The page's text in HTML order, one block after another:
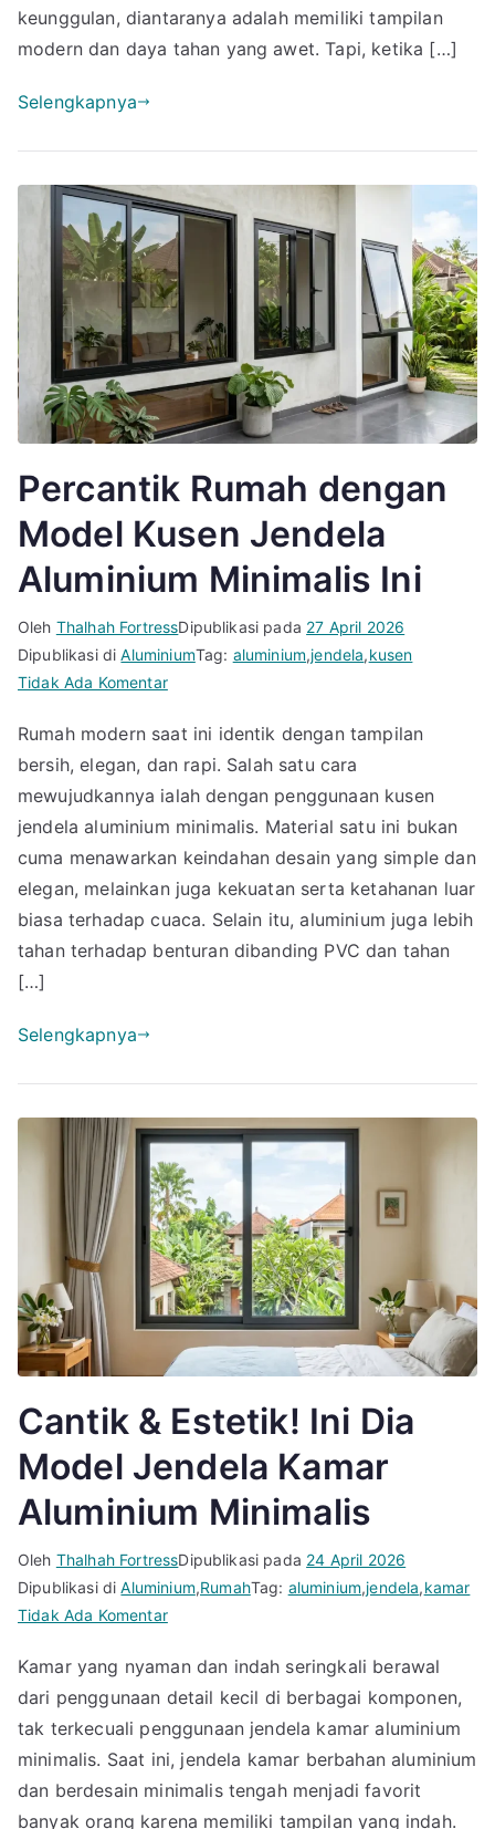
keunggulan, diantaranya adalah memiliki tampilan
modern dan daya tahan yang awet. Tapi, ketika […]
Selengkapnya
Percantik Rumah dengan
Model Kusen Jendela
Aluminium Minimalis Ini
Oleh Thalhah FortressDipublikasi pada 27 April 2026
Dipublikasi diAluminiumTag: aluminium,jendela,kusen
Tidak Ada Komentarpada
Rumah
dengan
Model
Kusen
Jendela
Minimalis
Ini
Rumah modern saat ini identik dengan tampilan
bersih, elegan, dan rapi. Salah satu cara
mewujudkannya ialah dengan penggunaan kusen
jendela aluminium minimalis. Material satu ini bukan
cuma menawarkan keindahan desain yang simple dan
elegan, melainkan juga kekuatan serta ketahanan luar
biasa terhadap cuaca. Selain itu, aluminium juga lebih
tahan terhadap benturan dibanding PVC dan tahan
[…]
Selengkapnya
Cantik & Estetik! Ini Dia
Model Jendela Kamar
Aluminium Minimalis
Oleh Thalhah FortressDipublikasi pada 24 April 2026
Dipublikasi diAluminium,RumahTag: aluminium,jendela,kamar
Tidak Ada Komentarpada
&
Estetik!
Ini
Dia
Model
Kamar yang nyaman dan indah seringkali berawal
dari penggunaan detail kecil di berbagai komponen,
tak terkecuali penggunaan jendela kamar aluminium
minimalis. Saat ini, jendela kamar berbahan aluminium
dan berdesain minimalis tengah menjadi favorit
banyak orang karena memiliki tampilan yang indah.